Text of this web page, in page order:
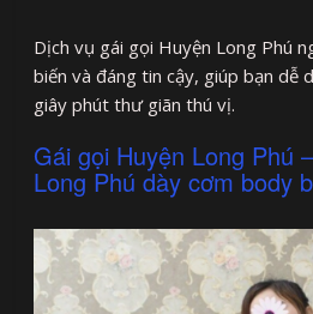
Dịch vụ gái gọi Huyện Long Phú
biến và đáng tin cậy, giúp bạn dễ
giây phút thư giãn thú vị.
Gái gọi Huyện Long Phú
Long Phú dày cơm body